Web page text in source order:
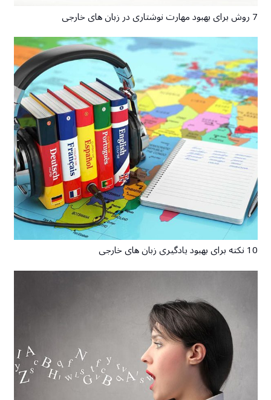
7 روش برای بهبود مهارت نوشتاری در زبان های خارجی
10 نکته برای بهبود یادگیری زبان های خارجی